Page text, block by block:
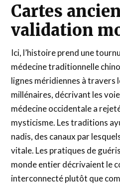
Cartes
validation
Ici, l’histoire prend une
médecine traditionnelle
lignes méridiennes à travers
millénaires, décrivant les
médecine occidentale a
mysticisme. Les traditions
nadis, des canaux par
vitale. Les pratiques de
monde entier décrivaient le
interconnecté plutôt que